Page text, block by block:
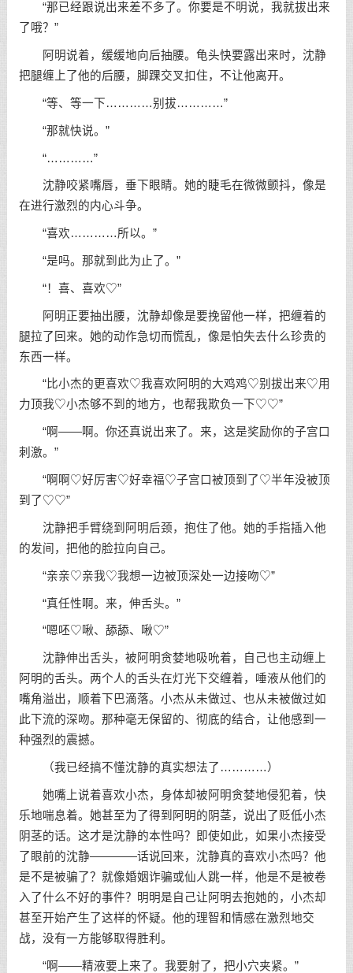
“那已经跟说出来差不多了。你要是不明说，我就拔出来
了哦？”
阿明说着，缓缓地向后抽腰。龟头快要露出来时，沈静
把腿缠上了他的后腰，脚踝交叉扣住，不让他离开。
“等、等一下…………别拔…………”
“那就快说。”
“…………”
沈静咬紧嘴唇，垂下眼睛。她的睫毛在微微颤抖，像是
在进行激烈的内心斗争。
“喜欢…………所以。”
“是吗。那就到此为止了。”
“！喜、喜欢♡”
阿明正要抽出腰，沈静却像是要挽留他一样，把缠着的
腿拉了回来。她的动作急切而慌乱，像是怕失去什么珍贵的
东西一样。
“比小杰的更喜欢♡我喜欢阿明的大鸡鸡♡别拔出来♡用
力顶我♡小杰够不到的地方，也帮我欺负一下♡♡”
“啊——啊。你还真说出来了。来，这是奖励你的子宫口
刺激。”
“啊啊♡好厉害♡好幸福♡子宫口被顶到了♡半年没被顶
到了♡♡”
沈静把手臂绕到阿明后颈，抱住了他。她的手指插入他
的发间，把他的脸拉向自己。
“亲亲♡亲我♡我想一边被顶深处一边接吻♡”
“真任性啊。来，伸舌头。”
“嗯呸♡啾、舔舔、啾♡”
沈静伸出舌头，被阿明贪婪地吸吮着，自己也主动缠上
阿明的舌头。两个人的舌头在灯光下交缠着，唾液从他们的
嘴角溢出，顺着下巴滴落。小杰从未做过、也从未被做过如
此下流的深吻。那种毫无保留的、彻底的结合，让他感到一
种强烈的震撼。
（我已经搞不懂沈静的真实想法了…………）
她嘴上说着喜欢小杰，身体却被阿明贪婪地侵犯着，快
乐地喘息着。她甚至为了得到阿明的阴茎，说出了贬低小杰
阴茎的话。这才是沈静的本性吗？即使如此，如果小杰接受
了眼前的沈静————话说回来，沈静真的喜欢小杰吗？他
是不是被骗了？就像婚姻诈骗或仙人跳一样，他是不是被卷
入了什么不好的事件？明明是自己让阿明去抱她的，小杰却
甚至开始产生了这样的怀疑。他的理智和情感在激烈地交
战，没有一方能够取得胜利。
“啊——精液要上来了。我要射了，把小穴夹紧。”